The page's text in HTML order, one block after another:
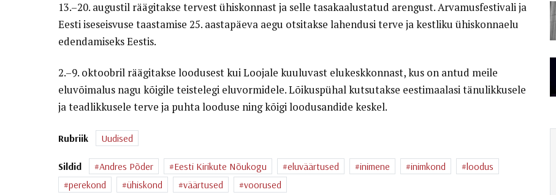
13.–20. augustil räägitakse tervest ühiskonnast ja selle tasakaalustatud arengust. Arvamusfestivali ja
Eesti iseseisvuse taastamise 25. aastapäeva aegu otsitakse lahendusi terve ja kestliku ühiskonnaelu
edendamiseks Eestis.
2.–9. oktoobril räägitakse loodusest kui Loojale kuuluvast elukeskkonnast, kus on antud meile
eluvõimalus nagu kõigile teistelegi eluvormidele. Lõikuspühal kutsutakse eestimaalasi tänulikkusele
ja teadlikkusele terve ja puhta looduse ning kõigi loodusandide keskel.
Rubriik Uudised
Sildid Andres Põder Eesti Kirikute Nõukogu eluväärtused inimene inimkond
loodus
perekond
ühiskond väärtused voorused